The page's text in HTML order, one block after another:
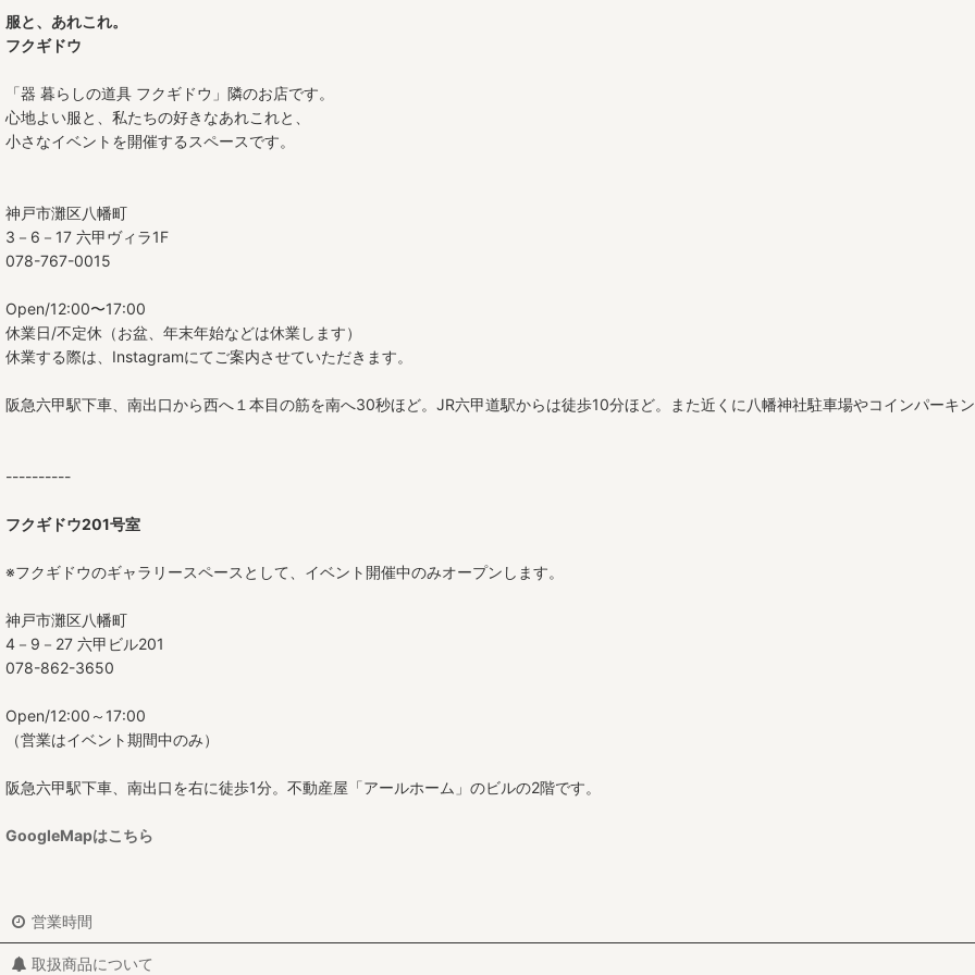
服と、あれこれ。
フクギドウ
「器 暮らしの道具 フクギドウ」隣のお店です。
心地よい服と、私たちの好きなあれこれと、
小さなイベントを開催するスペースです。
神戸市灘区八幡町
3－6－17 六甲ヴィラ1F
078-767-0015
Open/12:00〜17:00
休業日/不定休（お盆、年末年始などは休業します）
休業する際は、Instagramにてご案内させていただきます。
阪急六甲駅下車、南出口から西へ１本目の筋を南へ30秒ほど。JR六甲道駅からは徒歩10分ほど。また近くに八幡神社駐車場やコインパーキン
----------
フクギドウ201号室
※フクギドウのギャラリースペースとして、イベント開催中のみオープンします。
神戸市灘区八幡町
4－9－27 六甲ビル201
078-862-3650
Open/12:00～17:00
（営業はイベント期間中のみ）
阪急六甲駅下車、南出口を右に徒歩1分。不動産屋「アールホーム」のビルの2階です。
GoogleMapはこちら
営業時間
取扱商品について